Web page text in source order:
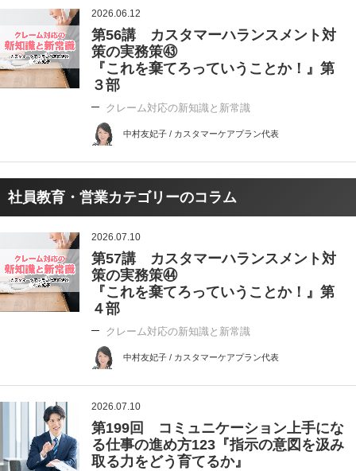
2026.06.12
第56講 カスタマーハランスメント対
策の実務策㊸
『これを棄てろっていうことか！』第
３部
クレーム対応の新知識と新常識
中村友妃子 / カスタマーケアプラン代表
社員教育・営業カテゴリーのコラム
2026.07.10
第57講 カスタマーハランスメント対
策の実務策㊹
『これを棄てろっていうことか！』第
４部
クレーム対応の新知識と新常識
中村友妃子 / カスタマーケアプラン代表
2026.07.10
第199回 コミュニケーション上手にな
る仕事の進め方123『指示の意図を汲み
取る力をどう育てるか』